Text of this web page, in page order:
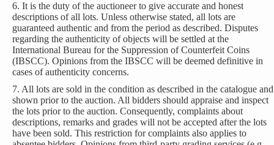
6. It is the duty of the auctioneer to give accurate and honest
descriptions of all lots. Unless otherwise stated, all lots are
guaranteed authentic and from the period as described. Disputes
regarding the authenticity of objects will be settled at the
International Bureau for the Suppression of Counterfeit Coins
(IBSCC). Opinions from the IBSCC will be deemed definitive in
cases of authenticity concerns.
7. All lots are sold in the condition as described in the catalogue and
shown prior to the auction. All bidders should appraise and inspect
the lots prior to the auction. Consequently, complaints about
descriptions, remarks and grades will not be accepted after the lots
have been sold. This restriction for complaints also applies to